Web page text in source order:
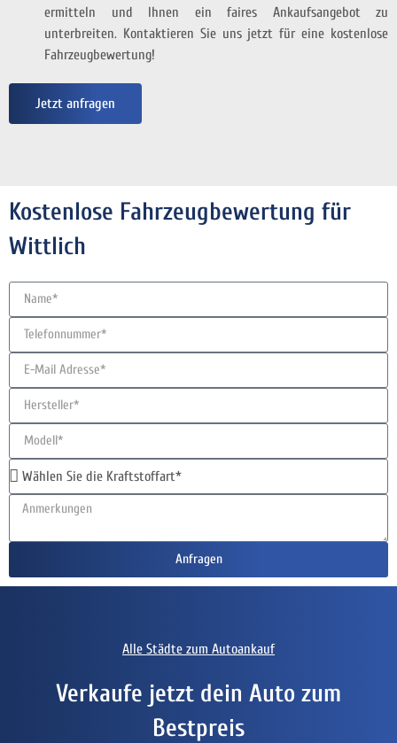
ermitteln und Ihnen ein faires Ankaufsangebot zu
unterbreiten. Kontaktieren Sie uns jetzt für eine kostenlose
Fahrzeugbewertung!
Jetzt anfragen
Kostenlose Fahrzeugbewertung für
Wittlich
Anfragen
Alle Städte zum Autoankauf
Verkaufe jetzt dein Auto zum
Bestpreis